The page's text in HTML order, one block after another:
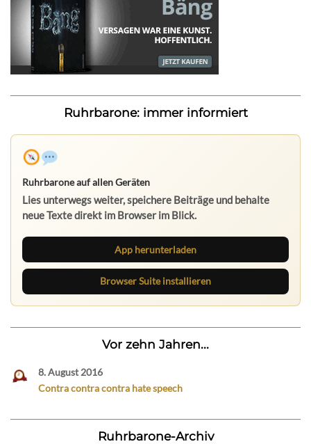
Ruhrbarone: immer informiert
Ruhrbarone auf allen Geräten
Lies unterwegs weiter, speichere Beiträge und behalte
neue Texte direkt im Browser im Blick.
App herunterladen
Browser Suite installieren
Vor zehn Jahren...
8. August 2016
Contra contra contra hate speech
Ruhrbarone-Archiv